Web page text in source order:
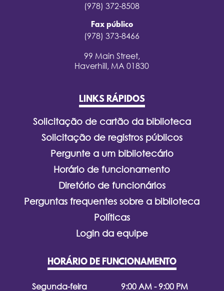
(978) 372-8508
Fax público
(978) 373-8466
99 Main Street,
Haverhill, MA 01830
LINKS RÁPIDOS
Solicitação de cartão da biblioteca
Solicitação de registros públicos
Pergunte a um bibliotecário
Horário de funcionamento
Diretório de funcionários
Perguntas frequentes sobre a biblioteca
Políticas
Login da equipe
HORÁRIO DE FUNCIONAMENTO
Segunda-feira 9:00 AM - 9:00 PM